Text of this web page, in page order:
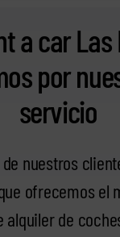
a car Las
por
servicio
nuestros
ofrecemos el
alquiler de